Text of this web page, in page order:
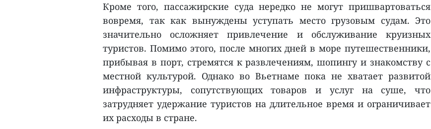
Кроме того, пассажирские суда нередко не могут пришвартоваться
вовремя, так как вынуждены уступать место грузовым судам. Это
значительно осложняет привлечение и обслуживание круизных
туристов. Помимо этого, после многих дней в море путешественники,
прибывая в порт, стремятся к развлечениям, шопингу и знакомству с
местной культурой. Однако во Вьетнаме пока не хватает развитой
инфраструктуры, сопутствующих товаров и услуг на суше, что
затрудняет удержание туристов на длительное время и ограничивает
их расходы в стране.